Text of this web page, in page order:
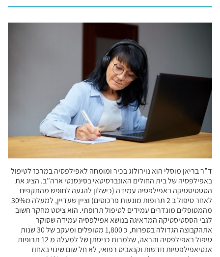
מוסלי הוא נוירולוג בכיר ומומחה לאפילפסיה במרכז לטיפול
של בית החולים האונברסיטאי בסינסנטי ארה”ב. הציג את
באפילפסיה עמידה (כישלון להגעה לחופש מהתקפים
לאחר טיפול ב 2 תרופות מונעות פרכוסים) וציין שעדיין, למעלה מ30%
מוגדרים עמידים לטיפול תרופתי. הוא ציטט מחקר חשוב
המדאיגה בנושא אפילפסיה עמידה שסוקר
אתהקבוצה הגדולה בספרות, כ 1,800 מטופלים ומעקב של 30 שנות
טיפול באפילפסיה והראה, שלמרות כניסתן של למעלה מ 12 תרופות
חדשות וקנאביס רפואי, לא חל שום שינוי באחוז